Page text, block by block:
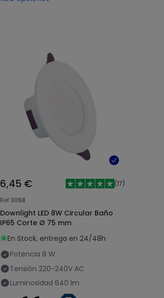
6,45 € (17)
Ref3068
Downlight LED 8W Circular Baño
IP65 Corte Ø 75 mm
En Stock, entrega en 24/48h
Potencia 8 W
Tensión 220-240V AC
Luminosidad 640 lm